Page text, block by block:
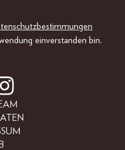
einverstanden bin.